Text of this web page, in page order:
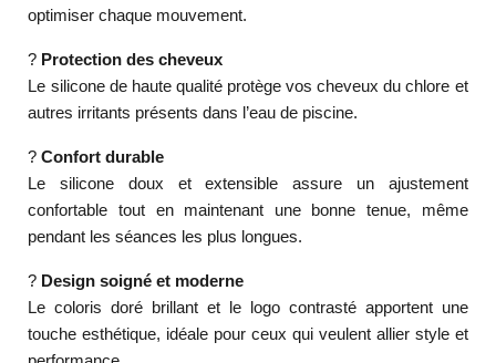
optimiser chaque mouvement.
? Protection des cheveux
Le silicone de haute qualité protège vos cheveux du chlore et
autres irritants présents dans l’eau de piscine.
?Confort durable
Le silicone doux et extensible assure un ajustement
confortable tout en maintenant une bonne tenue, même
pendant les séances les plus longues.
? Design soigné et moderne
Le coloris doré brillant et le logo contrasté apportent une
touche esthétique, idéale pour ceux qui veulent allier style et